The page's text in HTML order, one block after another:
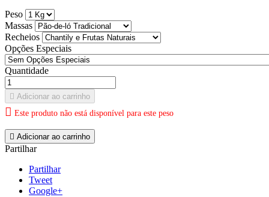
Peso
Massas
Recheios
Opções Especiais
Quantidade
 Adicionar ao carrinho
 Este produto não está disponível para este peso
 Adicionar ao carrinho
Partilhar
Partilhar
Tweet
Google+